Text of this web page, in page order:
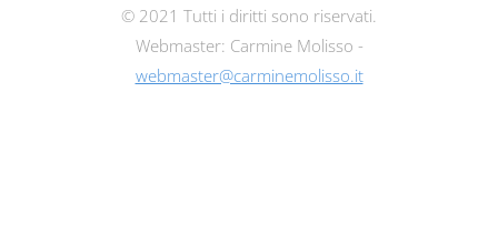
© 2021 Tutti i diritti sono riservati.
Webmaster: Carmine Molisso -
webmaster@carminemolisso.it